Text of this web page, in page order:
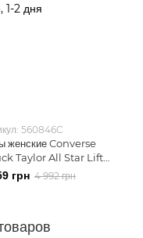
560846C
женские Converse
Taylor All Star Lift
грн 4 992 грн